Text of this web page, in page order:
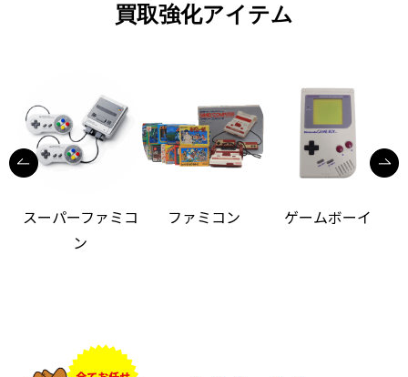
買取強化アイテム
スーパーファミコ
ン
ファミコン ゲームボーイ